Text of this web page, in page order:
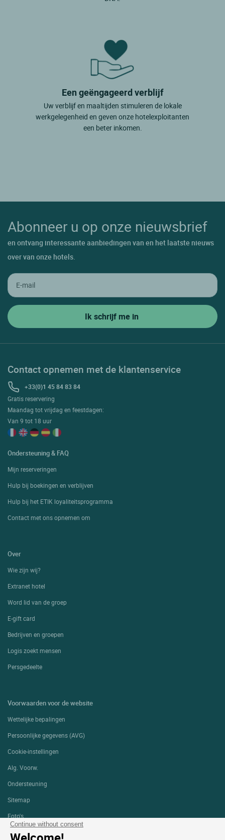
Continue without consent
Een geëngageerd verblijf
Uw verblijf en maaltijden stimuleren de lokale
werkgelegenheid en geven onze hotelexploitanten
een beter inkomen.
Abonneer u op onze nieuwsbrief
en ontvang interessante aanbiedingen van en het laatste nieuws
over van onze hotels.
Contact opnemen met de klantenservice
+33(0)1 45 84 83 84
Gratis reservering
Maandag tot vrijdag en feestdagen:
Van 9 tot 18 uur
Ondersteuning & FAQ
Mijn reserveringen
Hulp bij boekingen en verblijven
Hulp bij het ETIK loyaliteitsprogramma
Contact met ons opnemen om
Over
Wie zijn wij?
Extranet hotel
Word lid van de groep
E-gift card
Bedrijven en groepen
Logis zoekt mensen
Persgedeelte
Voorwaarden voor de website
Wettelijke bepalingen
Persoonlijke gegevens (AVG)
Cookie-instellingen
Alg. Voorw.
Ondersteuning
Sitemap
Foto's